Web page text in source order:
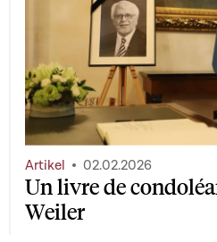
Un livre de
Weiler
Artikel 02.02.2026